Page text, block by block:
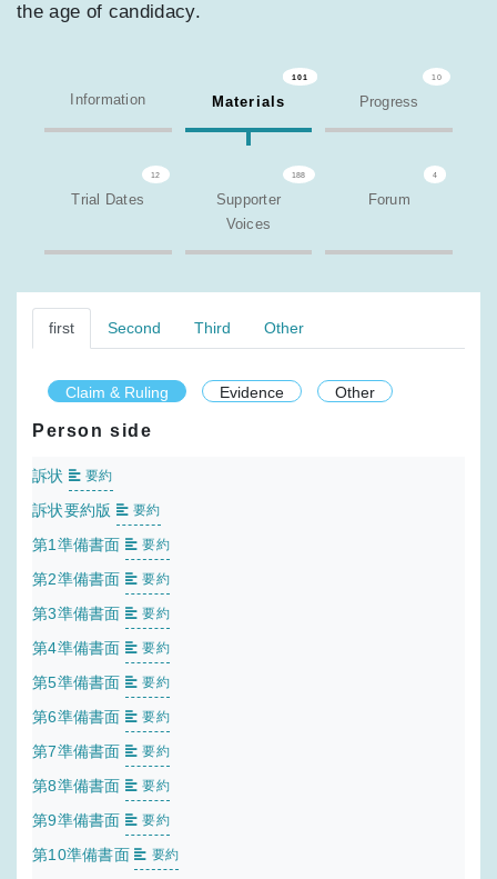
the age of candidacy.
Information
101
Materials
10
Progress
12
Trial Dates
188
Supporter
Voices
4
Forum
first Second Third Other
Claim & Ruling Evidence Other
Person side
訴状 要約
訴状要約版 要約
第1準備書面 要約
第2準備書面 要約
第3準備書面 要約
第4準備書面 要約
第5準備書面 要約
第6準備書面 要約
第7準備書面 要約
第8準備書面 要約
第9準備書面 要約
第10準備書面 要約